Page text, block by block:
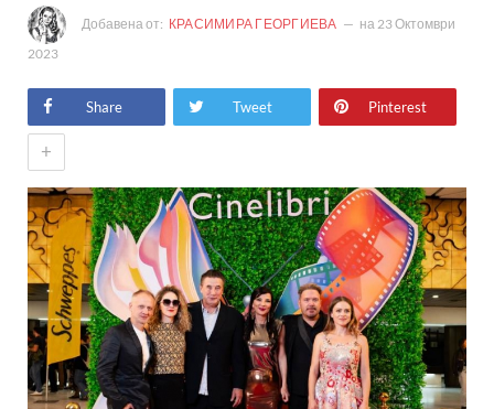
Добавена от: КРАСИМИРА ГЕОРГИЕВА на 23 Октомври
2023
Share Tweet Pinterest
+